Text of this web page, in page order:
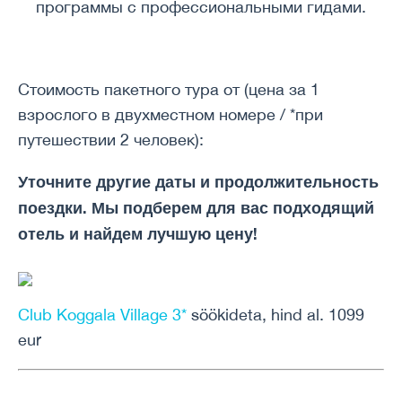
программы с профессиональными гидами.
Стоимость пакетного тура от (цена за 1
взрослого в двухместном номере / *при
путешествии 2 человек):
Уточните другие даты и продолжительность
поездки. Мы подберем для вас подходящий
отель и найдем лучшую цену!
Club Koggala Village 3* söökideta, hind al. 1099
eur